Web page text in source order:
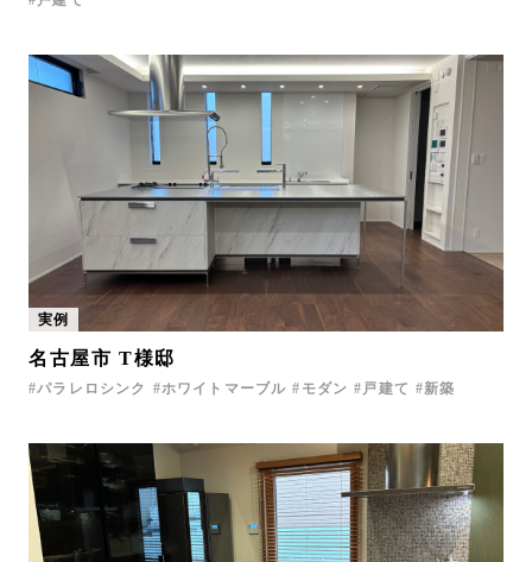
実例
名古屋市 T様邸
パラレロシンク ホワイトマーブル モダン 戸建て 新築